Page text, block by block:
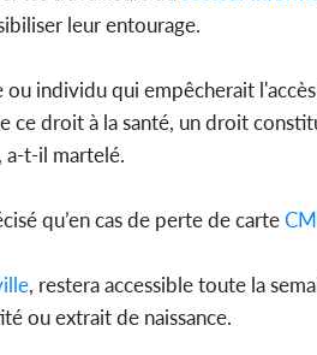
leur entourage.
individu qui empêcherait l'accès
ce droit à la santé, un droit
a-t-il martelé.
qu’en cas de perte de carte
, restera accessible toute la
ou extrait de naissance.